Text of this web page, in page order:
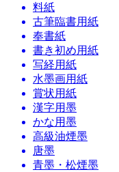
料紙
古筆臨書用紙
奉書紙
書き初め用紙
写経用紙
水墨画用紙
賞状用紙
漢字用墨
かな用墨
高級油煙墨
唐墨
青墨・松煙墨